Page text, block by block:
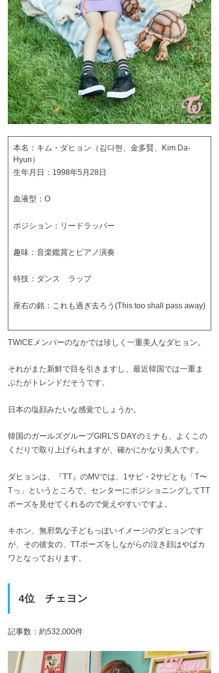
本名：キム・ダヒョン（김다현、金多賢、Kim Da-
Hyun）
生年月日：1998年5月28日
血液型：O
ポジション：リードラッパー
趣味：音楽鑑賞とピアノ演奏
特技：ダンス ラップ
座右の銘：これも過ぎ去ろう(This too shall pass away)
TWICEメンバーのなかでは珍しく一重美人なダヒョン。
それがまた新鮮で目を引きますし、最近韓国では一重ま
ぶたがトレンドだそうです。
日本の塩顔みたいな感覚でしょうか。
韓国のガールズグループGIRL’S DAYのミナも、よくこの
くだりで取り上げられますが、確かにかなり美人です。
ダヒョンは、『TT』のMVでは、1サビ・2サビとも「T〜
Tっ」というところで、センターにポジショニングしてTT
ポーズを見せてくれるので覚えやすいですよ。
キホン、無邪気な子どもっぽいイメージのダヒョンです
が、その彼女の、TTポーズをしながらの泣き顔はやばカ
ワとなっております。
4位 チェヨン
記事数：約532,000件